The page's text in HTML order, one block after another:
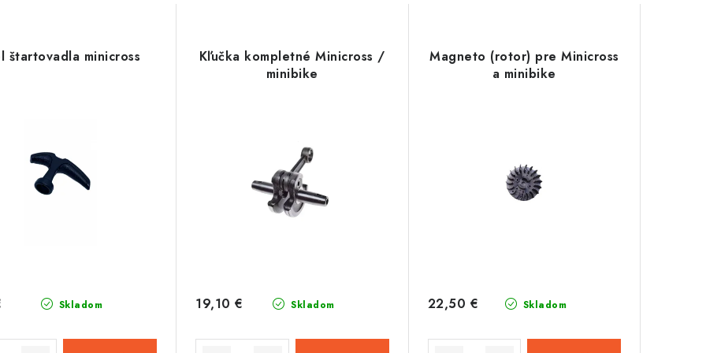
štartovadla minicross
Skladom
Kľučka kompletné Minicross /
minibike
Skladom
19,10 €
Magneto (rotor) pre Minicross
a minibike
Skladom
22,50 €